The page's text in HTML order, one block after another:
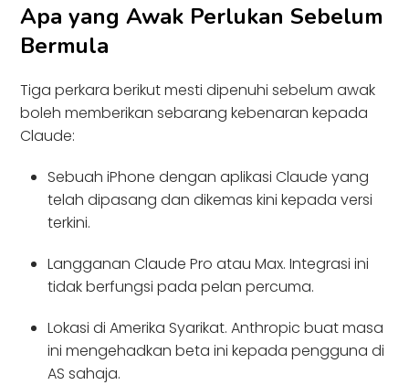
Apa yang Awak Perlukan Sebelum
Bermula
Tiga perkara berikut mesti dipenuhi sebelum awak
boleh memberikan sebarang kebenaran kepada
Claude:
Sebuah iPhone dengan aplikasi Claude yang
telah dipasang dan dikemas kini kepada versi
terkini.
Langganan Claude Pro atau Max. Integrasi ini
tidak berfungsi pada pelan percuma.
Lokasi di Amerika Syarikat. Anthropic buat masa
ini mengehadkan beta ini kepada pengguna di
AS sahaja.